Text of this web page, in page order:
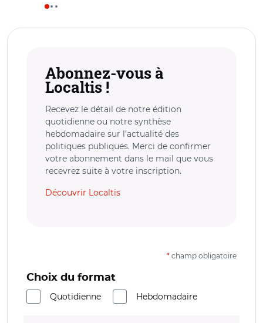
Abonnez-vous à
Localtis !
Recevez le détail de notre édition
quotidienne ou notre synthèse
hebdomadaire sur l’actualité des
politiques publiques. Merci de confirmer
votre abonnement dans le mail que vous
recevrez suite à votre inscription.
Découvrir Localtis
* champ obligatoire
Choix du format
Quotidienne
Hebdomadaire